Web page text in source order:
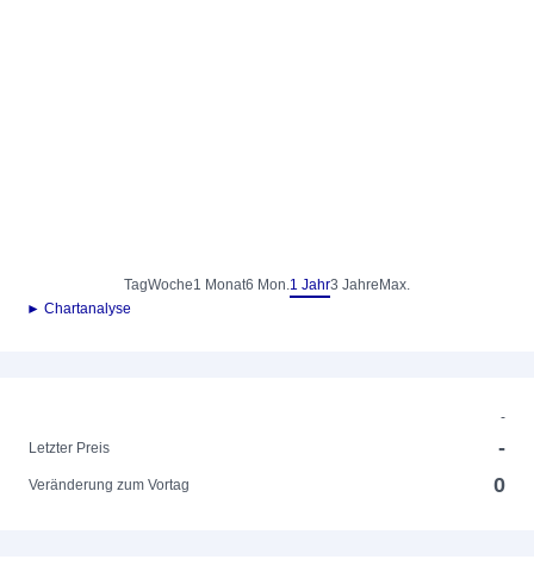
TagWoche1 Monat6 Mon.1 Jahr3 Jahre Max.
► Chartanalyse
-
Letzter Preis
-
Veränderung zum Vortag 0